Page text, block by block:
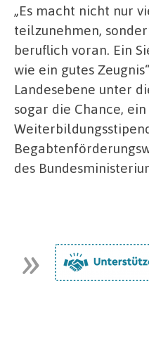
„Es macht nicht nur
teilzunehmen,
beruflich voran. Ein
wie ein gutes
Landesebene unter
sogar die Chance, ein
des